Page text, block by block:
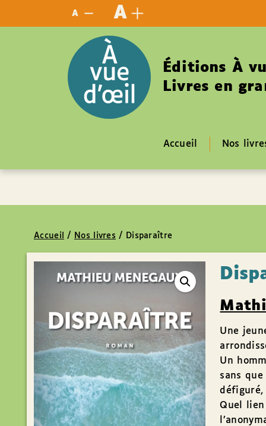
A A
Éditions À
Livres en
Accueil Nos
Accueil / Nos livres / Disparaître
Une
Un
sans
défiguré,
Quel
Panneau de gestion des cookies